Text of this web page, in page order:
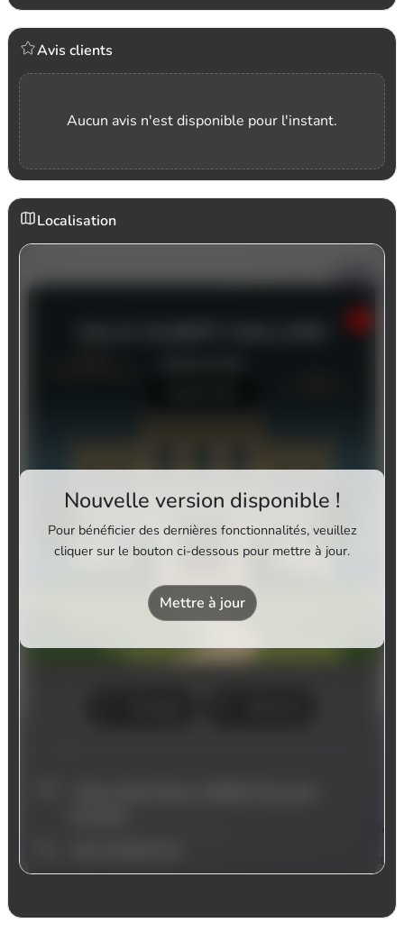
Avis clients
Aucun avis n'est disponible pour l'instant.
Localisation